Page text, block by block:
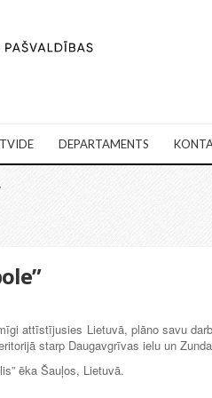
DEPARTAMENTS
attīstījusies Lietuvā, plāno savu
starp Daugavgrīvas ielu un
ēka Šauļos, Lietuvā.